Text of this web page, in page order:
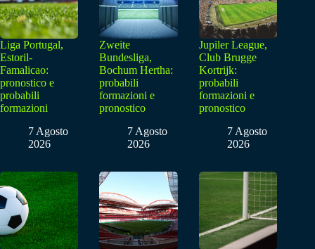
Liga Portugal,
Estoril-
Famalicao:
pronostico e
probabili
formazioni
7 Agosto
2026
Zweite
Bundesliga,
Bochum Hertha:
probabili
formazioni e
pronostico
7 Agosto
2026
Jupiler League,
Club Brugge
Kortrijk:
probabili
formazioni e
pronostico
7 Agosto
2026